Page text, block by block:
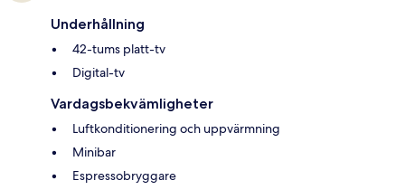
Underhållning
42-tums platt-tv
Digital-tv
Vardagsbekvämligheter
Luftkonditionering och uppvärmning
Minibar
Espressobryggare